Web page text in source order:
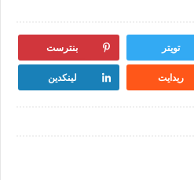
تويتر بنترست
ريدايت لينكدين